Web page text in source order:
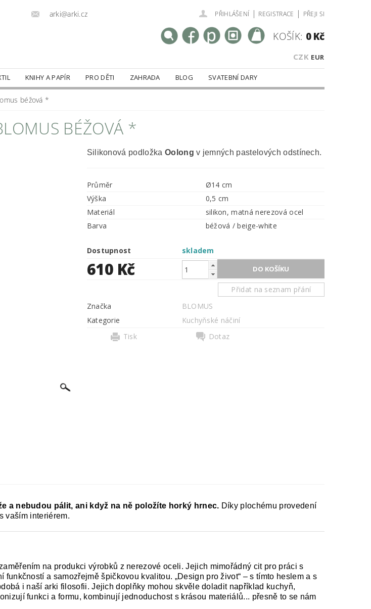
arki@arki.cz PŘIHLÁŠENÍ | REGISTRACE | PŘEJI SI
CZK EUR
KOŠÍK: 0 Kč
KNIHY A PAPÍR PRO DĚTI ZAHRADA BLOG
SVATEBNÍ DARY
béžová *
BÉŽOVÁ *
Silikonová podložka Oolong v jemných pastelových odstínech.
Průměr
Ø14 cm
Výška
0,5 cm
Materiál
silikon, matná nerezová ocel
Barva
béžová / beige-white
Dostupnost skladem
610 Kč
Přidat na seznam přání
Značka
BLOMUS
Kategorie
Kuchyňské náčiní
Tisk
Dotaz
a nebudou pálit, ani když na ně položíte horký hrnec. Díky plochému provedení
vaším interiérem.
na produkci výrobků z nerezové oceli. Jejich mimořádný cit pro práci s
a samozřejmě špičkovou kvalitou. „Design pro život“ – s tímto heslem a s
i naší arki filosofii. Jejich doplňky mohou skvěle doladit například kuchyň,
funkci a formu, kombinují jednoduchost s krásou materiálů... přesně to se nám